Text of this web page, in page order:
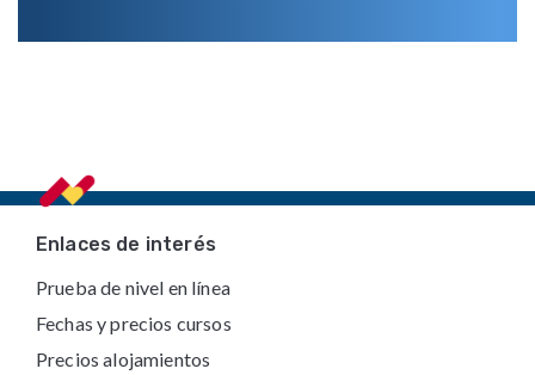
FooterEnlaces de interés
Prueba de nivel en línea
Fechas y precios cursos
Precios alojamientos